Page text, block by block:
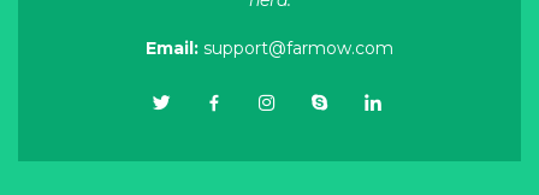
Email: support@farmow.com